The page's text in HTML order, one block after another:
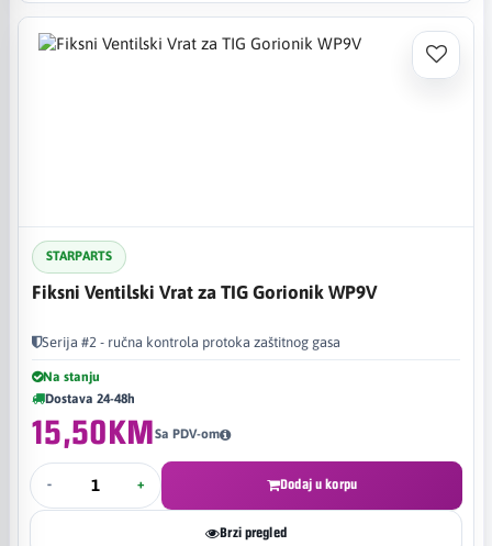
STARPARTS
Fiksni Ventilski Vrat za TIG Gorionik WP9V
Serija #2 - ručna kontrola protoka zaštitnog gasa
Na stanju
Dostava 24-48h
15,50KMSa PDV-om
- + Dodaj u korpu
Brzi pregled